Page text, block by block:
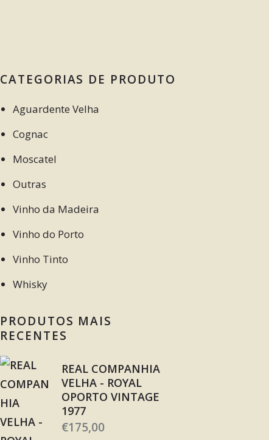
CATEGORIAS DE PRODUTO
Aguardente Velha
Cognac
Moscatel
Outras
Vinho da Madeira
Vinho do Porto
Vinho Tinto
Whisky
PRODUTOS MAIS
RECENTES
REAL COMPANHIA
VELHA - ROYAL
OPORTO VINTAGE
1977
€175,00